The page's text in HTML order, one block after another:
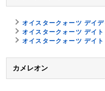
オイスタークォーツ デイ
オイスタークォーツ デイ
オイスタークォーツ デイ
カメレオン